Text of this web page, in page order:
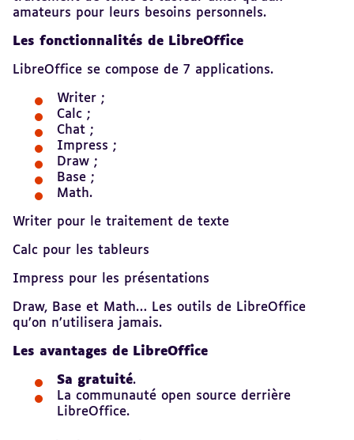
amateurs pour leurs besoins personnels.
Les fonctionnalités de LibreOffice
LibreOffice se compose de 7 applications.
Writer ;
Calc ;
Chat ;
Impress ;
Draw ;
Base ;
Math.
Writer pour le traitement de texte
Calc pour les tableurs
Impress pour les présentations
Draw, Base et Math… Les outils de LibreOffice
qu’on n’utilisera jamais.
Les avantages de LibreOffice
Sa gratuité.
La communauté open source derrière
LibreOffice.